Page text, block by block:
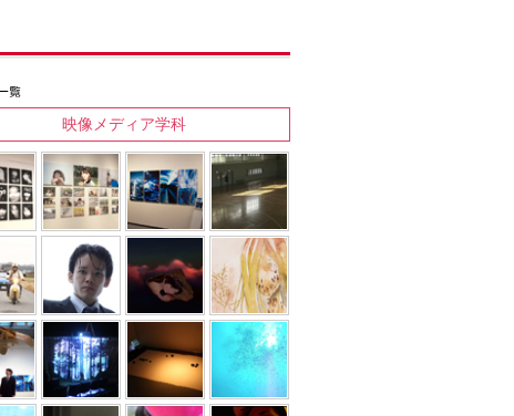
映像メディア学科